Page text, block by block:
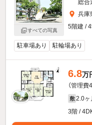
すべての写真
総合
兵庫
5階建 /
駐車場あり 駐輪場あり
6.8万
（管理費
敷 2.0ヶ
3階 /